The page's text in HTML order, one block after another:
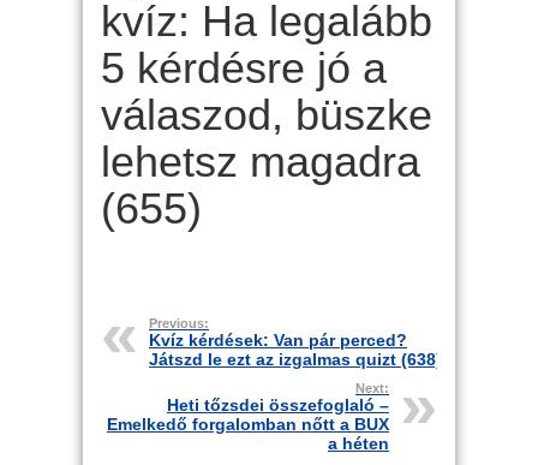
kvíz: Ha legalább
5 kérdésre jó a
válaszod, büszke
lehetsz magadra
(655)
Previous:
Kvíz kérdések: Van pár perced?
Játszd le ezt az izgalmas quizt (638)
Next:
Heti tőzsdei összefoglaló –
Emelkedő forgalomban nőtt a BUX
a héten